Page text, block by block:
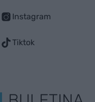
Instagram
Tiktok